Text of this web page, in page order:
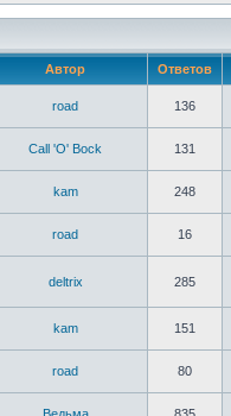
Автор Ответов
road 136
Call 'O' Bock 131
kam 248
road 16
deltrix 285
kam 151
road 80